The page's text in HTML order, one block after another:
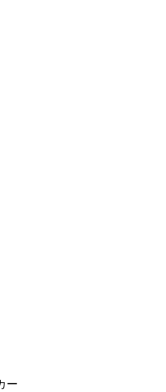
ー